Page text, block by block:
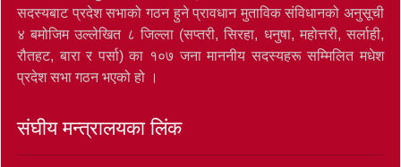
सदस्यबाट प्रदेश सभाको गठन हुने प्रावधान मुताविक संविधानको अनुसूची
४ बमोजिम उल्लेखित ८ जिल्ला (सप्तरी, सिरहा, धनुषा, महोत्तरी, सर्लाही,
रौतहट, बारा र पर्सा) का १०७ जना माननीय सदस्यहरू सम्मिलित मधेश
प्रदेश सभा गठन भएको हो ।
संघीय मन्त्रालयका लिंक